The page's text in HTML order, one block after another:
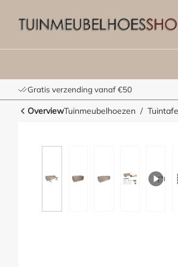
Gratis verzending vanaf €50
OverviewTuinmeubelhoezen